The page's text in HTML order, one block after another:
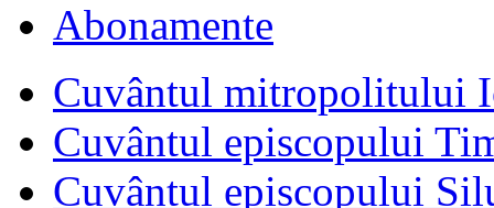
Abonamente
Cuvântul mitropolitului
Cuvântul episcopului
Cuvântul episcopului